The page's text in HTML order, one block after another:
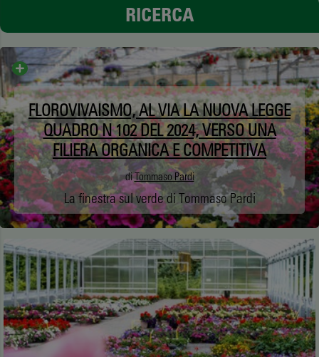
RICERCA
FLOROVIVAISMO, AL VIA LA NUOVA LEGGE
QUADRO N 102 DEL 2024, VERSO UNA
FILIERA ORGANICA E COMPETITIVA
diTommaso Pardi
La finestra sul verde di Tommaso Pardi